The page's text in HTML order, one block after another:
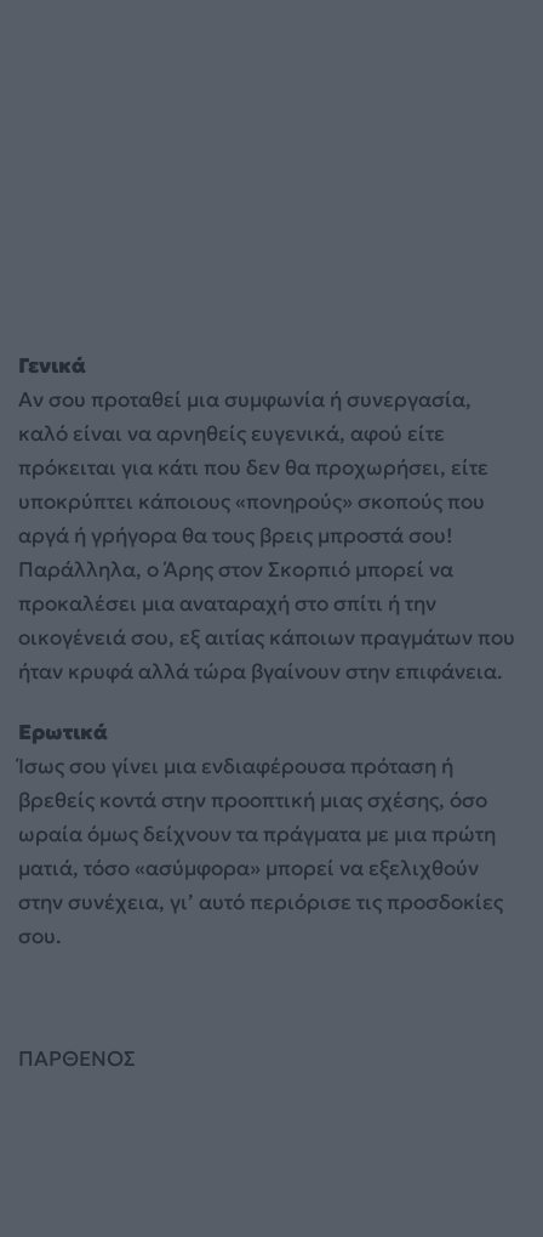
Γενικά
Αν σου προταθεί μια συμφωνία ή συνεργασία,
καλό είναι να αρνηθείς ευγενικά, αφού είτε
πρόκειται για κάτι που δεν θα προχωρήσει, είτε
υποκρύπτει κάποιους «πονηρούς» σκοπούς που
αργά ή γρήγορα θα τους βρεις μπροστά σου!
Παράλληλα, ο Άρης στον Σκορπιό μπορεί να
προκαλέσει μια αναταραχή στο σπίτι ή την
οικογένειά σου, εξ αιτίας κάποιων πραγμάτων που
ήταν κρυφά αλλά τώρα βγαίνουν στην επιφάνεια.
Ερωτικά
Ίσως σου γίνει μια ενδιαφέρουσα πρόταση ή
βρεθείς κοντά στην προοπτική μιας σχέσης, όσο
ωραία όμως δείχνουν τα πράγματα με μια πρώτη
ματιά, τόσο «ασύμφορα» μπορεί να εξελιχθούν
στην συνέχεια, γι’ αυτό περιόρισε τις προσδοκίες
σου.
ΠΑΡΘΕΝΟΣ